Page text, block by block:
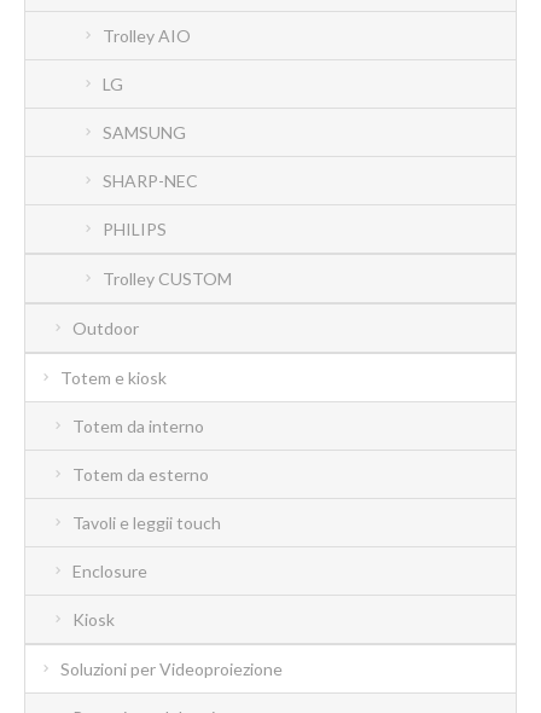
Trolley AIO
LG
SAMSUNG
SHARP-NEC
PHILIPS
Trolley CUSTOM
Outdoor
Totem e kiosk
Totem da interno
Totem da esterno
Tavoli e leggii touch
Enclosure
Kiosk
Soluzioni per Videoproiezione